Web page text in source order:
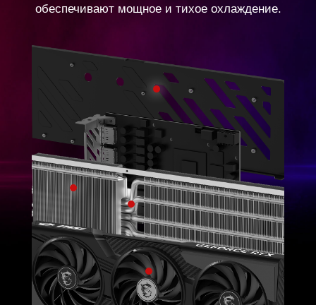
обеспечивают мощное и тихое охлаждение.